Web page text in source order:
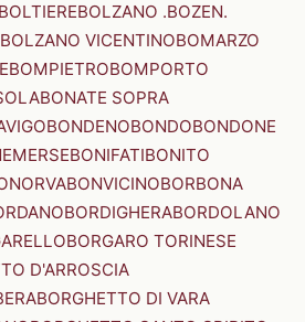
BOLTIEREBOLZANO .BOZEN.
BOLZANO VICENTINOBOMARZO
BOMPIETROBOMPORTO
BONATE SOPRA
BONDENOBONDOBONDONE
BONIFATIBONITO
BONVICINOBORBONA
BORDIGHERABORDOLANO
BORGARO TORINESE
D'ARROSCIA
BORGHETTO DI VARA